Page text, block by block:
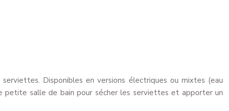
Disponibles en versions électriques ou mixtes (eau
petite salle de bain pour sécher les serviettes et apporter un